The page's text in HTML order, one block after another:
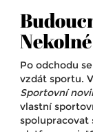
Nekolné
Po odchodu
vzdát sportu.
Sportovní
vlastní
spolupracovat